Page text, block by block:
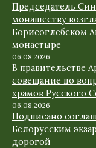
Председатель
монашеству
Борисоглебском
монастыре
06.08.2026
В правительстве
совещание по
храмов Русского
06.08.2026
Подписано
Белорусским
дорогой